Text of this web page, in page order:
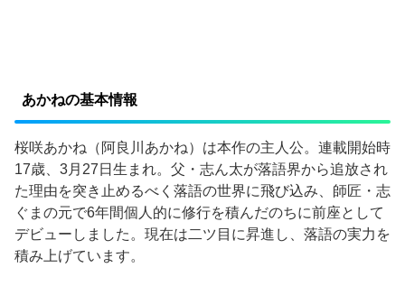
あかねの基本情報
桜咲あかね（阿良川あかね）は本作の主人公。連載開始時
17歳、3月27日生まれ。父・志ん太が落語界から追放され
た理由を突き止めるべく落語の世界に飛び込み、師匠・志
ぐまの元で6年間個人的に修行を積んだのちに前座として
デビューしました。現在は二ツ目に昇進し、落語の実力を
積み上げています。